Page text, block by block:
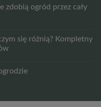
zdobią ogród przez cały
się różnią? Kompletny